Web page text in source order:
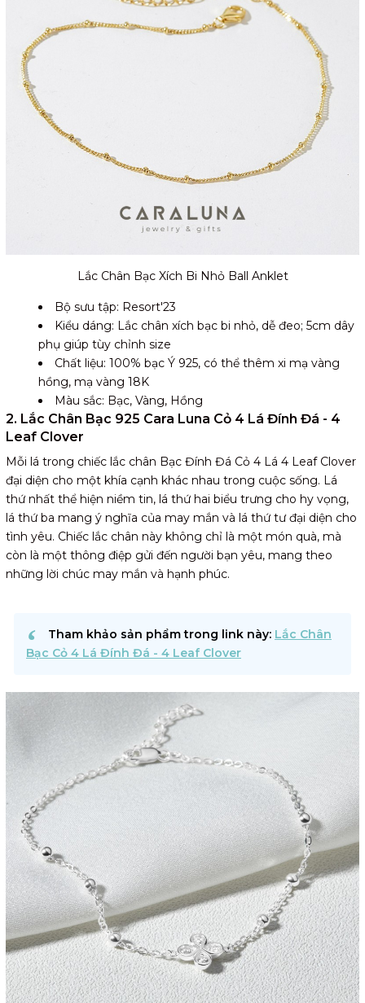
Lắc Chân Bạc Xích Bi Nhỏ Ball Anklet
Bộ sưu tập: Resort'23
Kiểu dáng: Lắc chân xích bạc bi nhỏ, dễ đeo; 5cm dây
phụ giúp tùy chỉnh size
Chất liệu: 100% bạc Ý 925, có thể thêm xi mạ vàng
hồng, mạ vàng 18K
Màu sắc: Bạc, Vàng, Hồng
2. Lắc Chân Bạc 925 Cara Luna Cỏ 4 Lá Đính Đá - 4
Leaf Clover
Mỗi lá trong chiếc lắc chân Bạc Đính Đá Cỏ 4 Lá 4 Leaf Clover
đại diện cho một khía cạnh khác nhau trong cuộc sống. Lá
thứ nhất thể hiện niềm tin, lá thứ hai biểu trưng cho hy vọng,
lá thứ ba mang ý nghĩa của may mắn và lá thứ tư đại diện cho
tình yêu. Chiếc lắc chân này không chỉ là một món quà, mà
còn là một thông điệp gửi đến người bạn yêu, mang theo
những lời chúc may mắn và hạnh phúc.
Tham khảo sản phẩm trong link này: Lắc Chân
Bạc Cỏ 4 Lá Đính Đá - 4 Leaf Clover